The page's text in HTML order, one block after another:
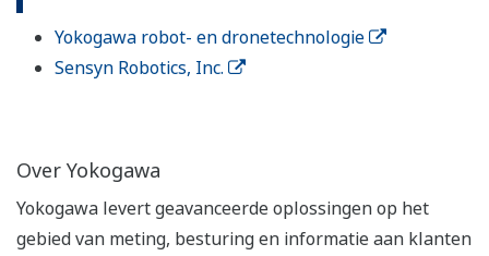
Yokogawa robot- en dronetechnologie
Sensyn Robotics, Inc.
Over Yokogawa
Yokogawa levert geavanceerde oplossingen op het
gebied van meting, besturing en informatie aan klanten